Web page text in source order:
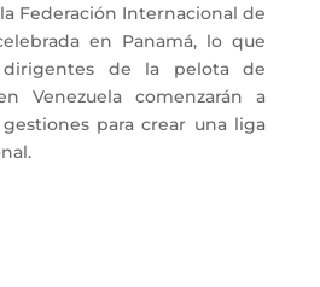
Federación Internacional de
en Panamá, lo que
de la pelota de
Venezuela comenzarán a
gestiones para crear una liga